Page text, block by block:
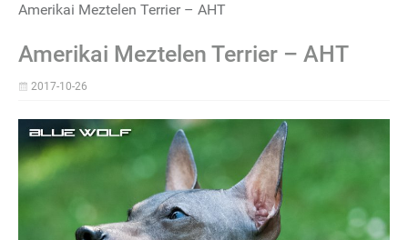
Amerikai Meztelen Terrier – AHT
Amerikai Meztelen Terrier – AHT
2017-10-26